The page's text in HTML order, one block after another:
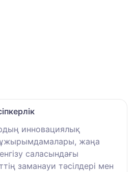
инновациялық
жаңа
саласындағы
заманауи тәсілдері мен